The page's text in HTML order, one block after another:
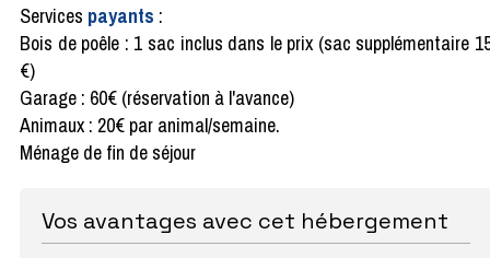
Services payants :
Bois de poêle : 1 sac inclus dans le prix (sac supplémentaire
€)
Garage : 60€ (réservation à l'avance)
Animaux : 20€ par animal/semaine.
Ménage de fin de séjour
Vos avantages avec cet hébergement